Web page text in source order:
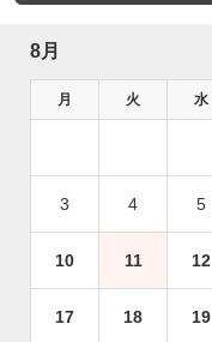
8月
月 火 水
3 4 5
10 11 12
17 18 19